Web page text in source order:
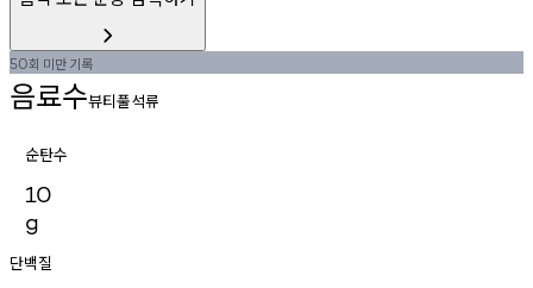
50회 미만기록
음료수뷰티풀석류
순탄수
10
g
단백질